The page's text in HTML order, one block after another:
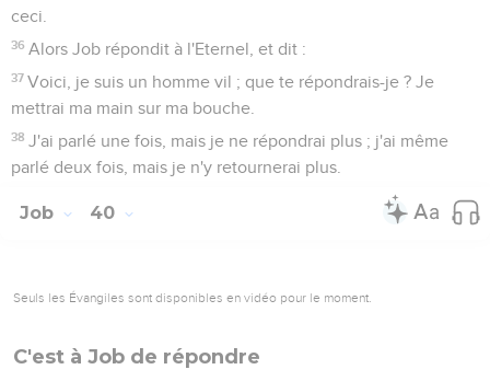
ceci.
36 Alors Job répondit à l'Eternel, et dit :
37 Voici, je suis un homme vil ; que te répondrais-je ? Je
mettrai ma main sur ma bouche.
38 J'ai parlé une fois, mais je ne répondrai plus ; j'ai même
parlé deux fois, mais je n'y retournerai plus.
Job 40
Seuls les Évangiles sont disponibles en vidéo pour le moment.
C'est à Job de répondre